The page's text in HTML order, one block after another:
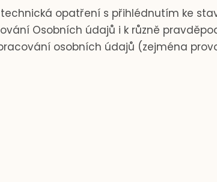
opatření s přihlédnutím ke
Osobních údajů i k různě
osobních údajů (zejména